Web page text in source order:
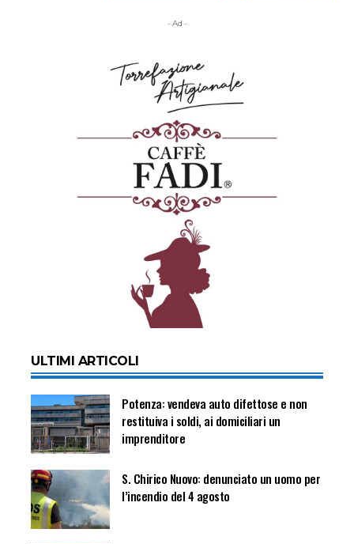
- Ad -
ULTIMI ARTICOLI
Potenza: vendeva auto difettose e non
restituiva i soldi, ai domiciliari un
imprenditore
S. Chirico Nuovo: denunciato un uomo per
l’incendio del 4 agosto